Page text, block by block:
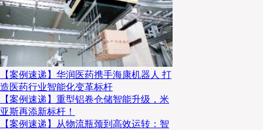
1. 风险评估与设计原则
基于EN ISO 12100的风险评估方法，快仓在产品设计初期便
安全设计 → 安全防护 → 补充防护措施 → 信息告知” 的层级原
·低电压电路设计，降低触电风险；
·平滑化外观，减少磕碰；
【案例速递】华润医药携手海康机器人 打
造医药行业智能化变革标杆
【案例速递】重型铝卷仓储智能升级，米
亚斯再添新标杆！
【案例速递】从物流瓶颈到高效运转：智